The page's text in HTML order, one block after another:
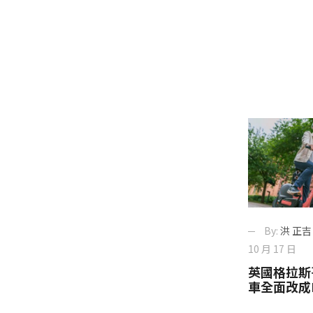
By: 洪 正吉
10 月 17 日
英國格拉
車全面改